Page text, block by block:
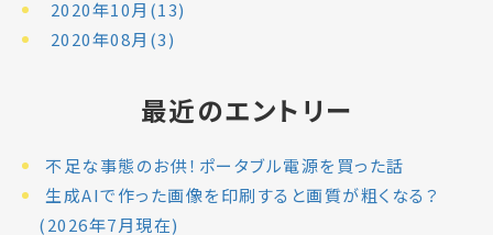
2020年10月(13)
2020年08月(3)
最近のエントリー
不足な事態のお供！ポータブル電源を買った話
生成AIで作った画像を印刷すると画質が粗くなる？
(2026年7月現在)